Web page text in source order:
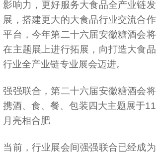
影响力，更好服务大食品全产业链发
展，搭建更大的大食品行业交流合作
平台，今年第二十六届安徽糖酒会将
在主题展上进行拓展，向打造大食品
行业全产业链专业展会迈进。
强强联合，第二十六届安徽糖酒会将
携酒、食、餐、包装四大主题展于11
月亮相合肥
当前，行业展会间强强联合已经成为